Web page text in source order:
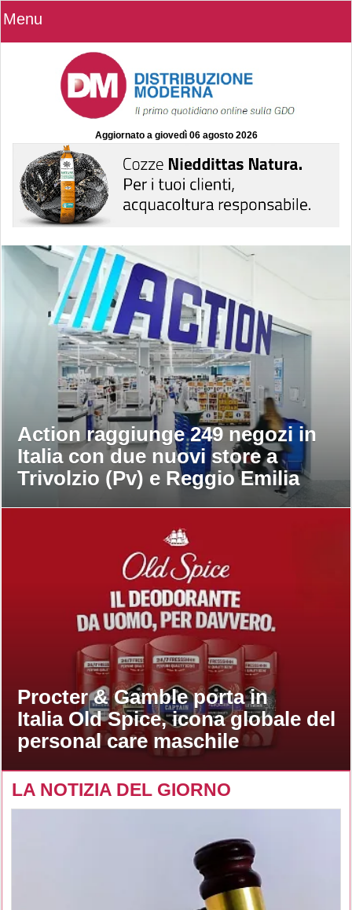
Menu
Aggiornato a giovedì 06 agosto 2026
Action raggiunge 249 negozi in
Italia con due nuovi store a
Trivolzio (Pv) e Reggio Emilia
Procter & Gamble porta in
Italia Old Spice, icona globale del
personal care maschile
LA NOTIZIA DEL GIORNO